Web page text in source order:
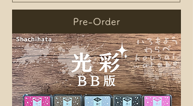
Pre-Order